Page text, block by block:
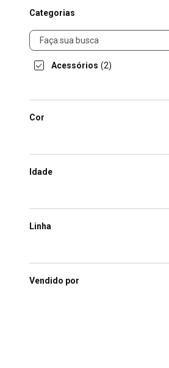
Categorias
Categorias
Acessórios (2)
Cor
Idade
Linha
Vendido por